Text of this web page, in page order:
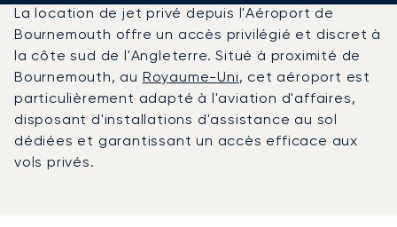
La location de jet privé depuis l'Aéroport de
Bournemouth offre un accès privilégié et discret à
la côte sud de l'Angleterre. Situé à proximité de
Bournemouth, au Royaume-Uni, cet aéroport est
particulièrement adapté à l'aviation d'affaires,
disposant d'installations d'assistance au sol
dédiées et garantissant un accès efficace aux
vols privés.